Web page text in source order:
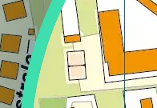
Regione
Sicilia
Regione
Toscana
Regione